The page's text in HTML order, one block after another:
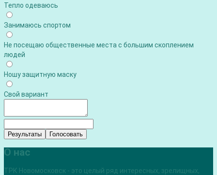
Тепло одеваюсь
Занимаюсь спортом
Не посещаю общественные места с большим скоплением
людей
Ношу защитную маску
Свой вариант
Результаты Голосовать
О нас
ТРК Новомосковск - это целый ряд интересных, зрелищных,